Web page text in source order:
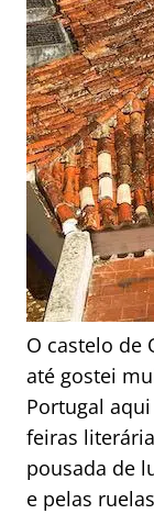
O castelo de
até gostei
Portugal
feiras
pousada de
e pelas